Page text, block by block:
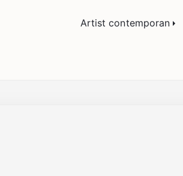
și sticlă, portrete și
Artist contemporan